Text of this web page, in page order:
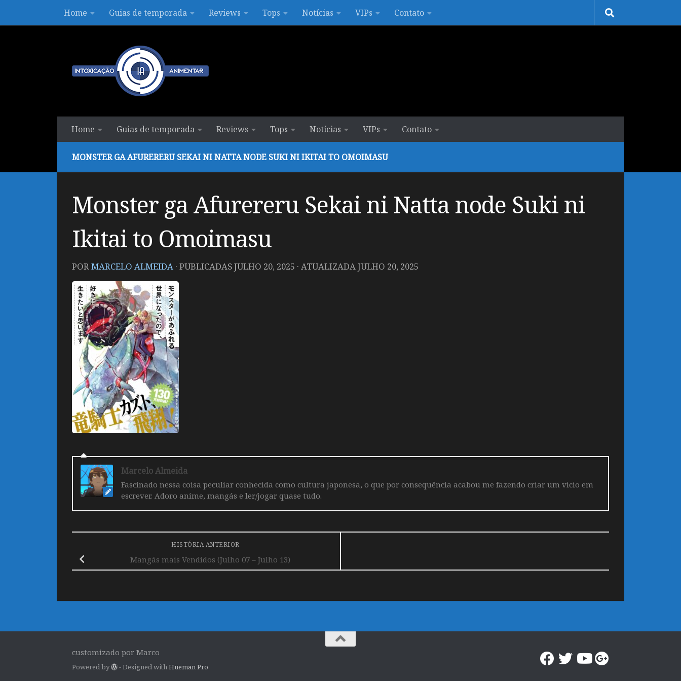
Skip to contentHome Guias de temporada Reviews Tops Notícias VIPs Contato
Home Guias de temporada Reviews Tops Notícias VIPs Contato
MONSTER GA AFURERERU SEKAI NI NATTA NODE SUKI NI IKITAI TO OMOIMASU
Monster ga Afurereru Sekai ni Natta node Suki ni
Ikitai to Omoimasu
PORMARCELO ALMEIDA · PUBLICADASJULHO 20, 2025 · ATUALIZADAJULHO 20, 2025
Marcelo Almeida
Fascinado nessa coisa peculiar conhecida como cultura japonesa, o que por consequência acabou me fazendo criar um vicio em
escrever. Adoro anime, mangás e ler/jogar quase tudo.
HISTÓRIA ANTERIOR
Mangás mais Vendidos (Julho 07 – Julho 13)
customizado por Marco
Powered by - Designed withHueman Pro